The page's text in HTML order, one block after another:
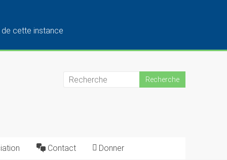
cette instance
Contact Donner